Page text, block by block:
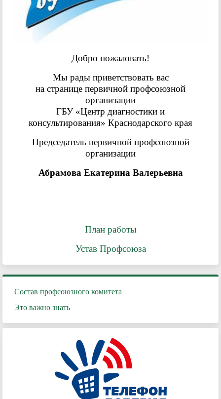
Добро пожаловать!
Мы рады приветствовать вас
на странице первичной профсоюзной
организации
ГБУ «Центр диагностики и
консультирования» Краснодарского края
Председатель первичной профсоюзной
организации
Абрамова Екатерина Валерьевна
План работы
Устав Профсоюза
Состав профсоюзного комитета
Это важно знать